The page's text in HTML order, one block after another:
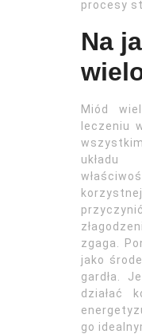
procesy
Na
Miód
leczeniu
zgaga.
jako
gardła.
działać
go